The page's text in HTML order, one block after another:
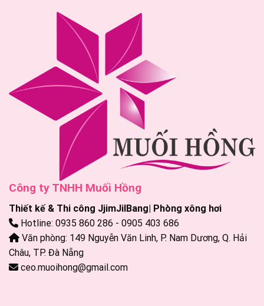
Công ty TNHH Muối Hồng
Thiết kế & Thi công JjimJilBang| Phòng xông hơi
Hotline: 0935 860 286 - 0905 403 686
Văn phòng: 149 Nguyễn Văn Linh, P. Nam Dương, Q. Hải
Châu, TP. Đà Nẵng
ceo.muoihong@gmail.com